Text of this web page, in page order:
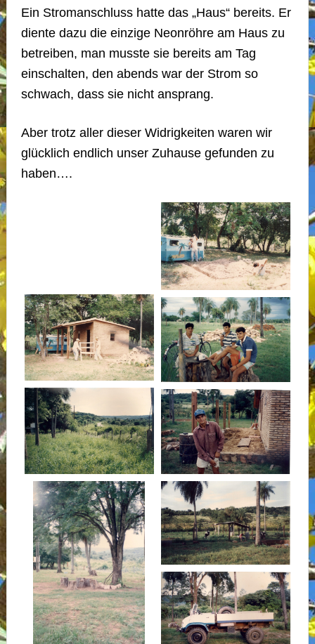
Ein Stromanschluss hatte das „Haus“ bereits. Er
diente dazu die einzige Neonröhre am Haus zu
betreiben, man musste sie bereits am Tag
einschalten, den abends war der Strom so
schwach, dass sie nicht ansprang.
Aber trotz aller dieser Widrigkeiten waren wir
glücklich endlich unser Zuhause gefunden zu
haben….